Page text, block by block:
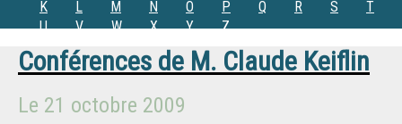
K
L M N O P Q R S
T
U
V W X Y Z
Conférences de M. Claude Keiflin
Le 21 octobre 2009